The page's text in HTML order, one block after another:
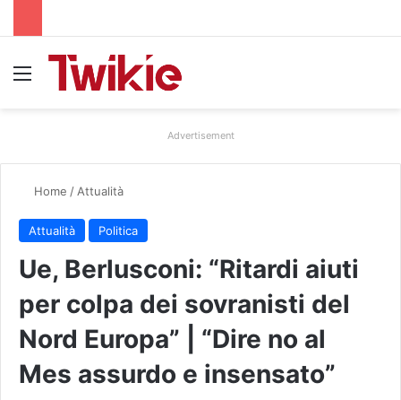
Advertisement
Home / Attualità
Attualità Politica
Ue, Berlusconi: “Ritardi aiuti
per colpa dei sovranisti del
Nord Europa” | “Dire no al
Mes assurdo e insensato”